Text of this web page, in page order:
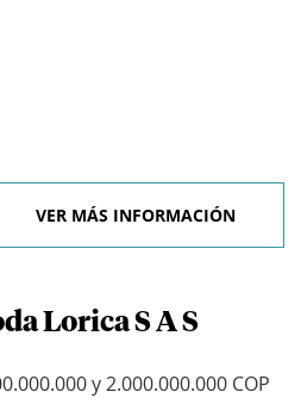
VER MÁS INFORMACIÓN
Lorica S A S
y 2.000.000.000 COP